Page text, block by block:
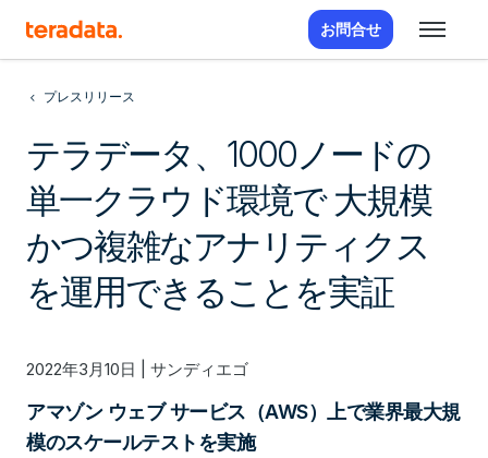
お問合せ
プレスリリース
テラデータ、1000ノードの
単一クラウド環境で 大規模
かつ複雑なアナリティクス
を運用できることを実証
2022年3月10日 | サンディエゴ
アマゾン ウェブ サービス（AWS）上で業界最大規
模のスケールテストを実施